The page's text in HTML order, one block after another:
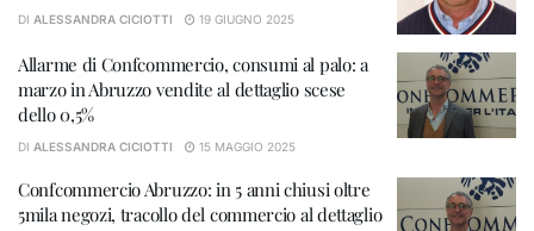
DI ALESSANDRA CICIOTTI 19 GIUGNO 2025
Allarme di Confcommercio, consumi al palo: a
marzo in Abruzzo vendite al dettaglio scese
dello 0,5%
DI ALESSANDRA CICIOTTI 15 MAGGIO 2025
Confcommercio Abruzzo: in 5 anni chiusi oltre
5mila negozi, tracollo del commercio al dettaglio